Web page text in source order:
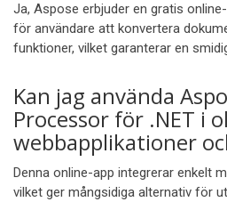
Ja, Aspose erbjuder en gratis
för användare att konvertera
funktioner, vilket garanterar en
Kan jag använda
Processor för .NET i
webbapplikationer
Denna online-app integrerar enkelt
vilket ger mångsidiga alternativ för